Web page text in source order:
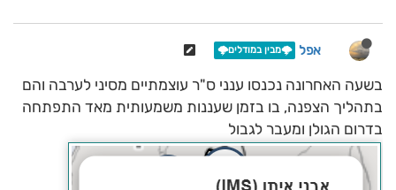
אפל 🌩️מבין במודלים🌩️
בשעה האחרונה נכנסו ענני ס"ר עוצמתיים מסיני לערבה והם
בתהליך הצפנה, בו בזמן שעננות משמעותית מאד התפתחה
בדרום הגולן ומעבר לגבול